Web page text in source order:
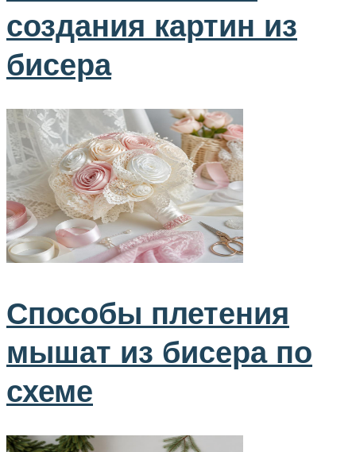
создания картин из
бисера
Способы плетения
мышат из бисера по
схеме